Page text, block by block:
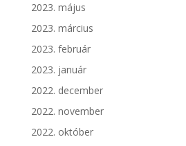
2023. május
2023. március
2023. február
2023. január
2022. december
2022. november
2022. október